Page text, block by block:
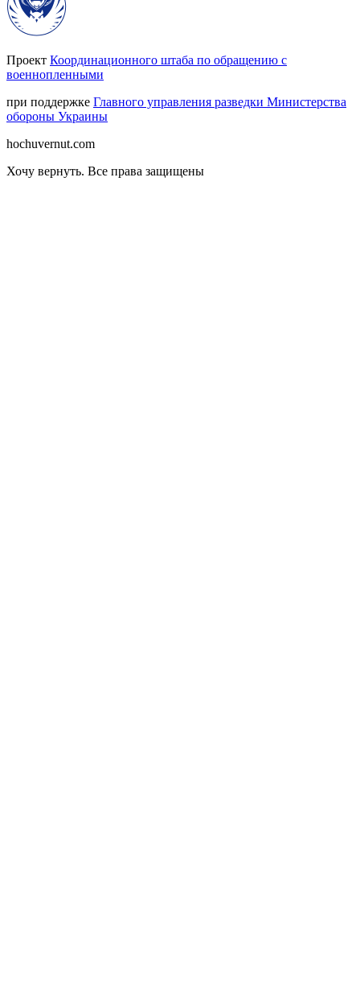
Проект Координационного штаба по обращению с
военнопленными
при поддержке Главного управления разведки Министерства
обороны Украины
hochuvernut.com
Хочу вернуть. Все права защищены